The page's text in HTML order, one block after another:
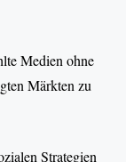
Medien ohne
Märkten zu
Strategien